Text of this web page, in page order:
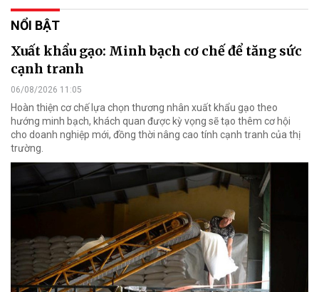
NỔI BẬT
Xuất khẩu gạo: Minh bạch cơ chế để tăng sức
cạnh tranh
06/08/2026 11:05
Hoàn thiện cơ chế lựa chọn thương nhân xuất khẩu gạo theo
hướng minh bạch, khách quan được kỳ vọng sẽ tạo thêm cơ hội
cho doanh nghiệp mới, đồng thời nâng cao tính cạnh tranh của thị
trường.